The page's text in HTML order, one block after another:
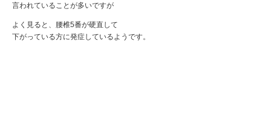
言われていることが多いですが
よく見ると、腰椎5番が硬直して
下がっている方に発症しているようです。